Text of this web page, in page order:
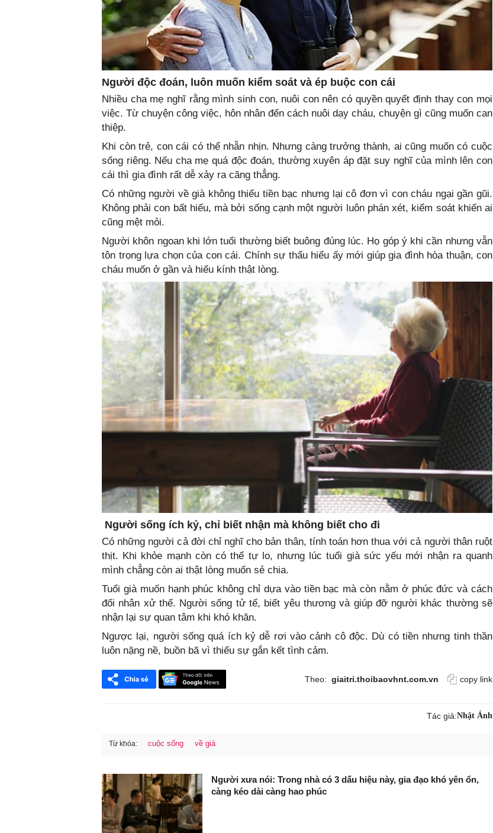
Người độc đoán, luôn muốn kiểm soát và ép buộc con cái
Nhiều cha mẹ nghĩ rằng mình sinh con, nuôi con nên có quyền quyết định thay con mọi
việc. Từ chuyện công việc, hôn nhân đến cách nuôi dạy cháu, chuyện gì cũng muốn can
thiệp.
Khi còn trẻ, con cái có thể nhẫn nhịn. Nhưng càng trưởng thành, ai cũng muốn có cuộc
sống riêng. Nếu cha mẹ quá độc đoán, thường xuyên áp đặt suy nghĩ của mình lên con
cái thì gia đình rất dễ xảy ra căng thẳng.
Có những người về già không thiếu tiền bạc nhưng lại cô đơn vì con cháu ngại gần gũi.
Không phải con bất hiếu, mà bởi sống cạnh một người luôn phán xét, kiểm soát khiến ai
cũng mệt mỏi.
Người khôn ngoan khi lớn tuổi thường biết buông đúng lúc. Họ góp ý khi cần nhưng vẫn
tôn trọng lựa chọn của con cái. Chính sự thấu hiểu ấy mới giúp gia đình hòa thuận, con
cháu muốn ở gần và hiếu kính thật lòng.
Người sống ích kỷ, chỉ biết nhận mà không biết cho đi
Có những người cả đời chỉ nghĩ cho bản thân, tính toán hơn thua với cả người thân ruột
thịt. Khi khỏe mạnh còn có thể tự lo, nhưng lúc tuổi già sức yếu mới nhận ra quanh
mình chẳng còn ai thật lòng muốn sẻ chia.
Tuổi già muốn hạnh phúc không chỉ dựa vào tiền bạc mà còn nằm ở phúc đức và cách
đối nhân xử thế. Người sống tử tế, biết yêu thương và giúp đỡ người khác thường sẽ
nhận lại sự quan tâm khi khó khăn.
Ngược lại, người sống quá ích kỷ dễ rơi vào cảnh cô độc. Dù có tiền nhưng tinh thần
luôn nặng nề, buồn bã vì thiếu sự gắn kết tình cảm.
Theo: giaitri.thoibaovhnt.com.vn copy link
Tác giả:Nhật Ánh
Từ khóa: cuộc sống về già
Người xưa nói: Trong nhà có 3 dấu hiệu này, gia đạo khó yên ổn,
càng kéo dài càng hao phúc